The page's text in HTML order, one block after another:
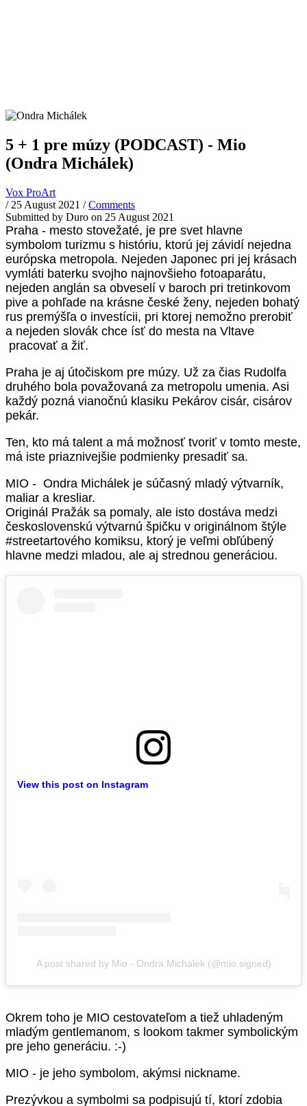
5 + 1 pre múzy (PODCAST) - Mio
(Ondra Michálek)
Vox ProArt
/ 25 August 2021 /Comments
Submitted by Duro on 25 August 2021
Praha - mesto stovežaté, je pre svet hlavne
symbolom turizmu s históriu, ktorú jej závidí nejedna
európska metropola. Nejeden Japonec pri jej krásach
vymláti baterku svojho najnovšieho fotoaparátu,
nejeden anglán sa obveselí v baroch pri tretinkovom
pive a pohľade na krásne české ženy, nejeden bohatý
rus premýšľa o investícii, pri ktorej nemožno prerobiť
a nejeden slovák chce ísť do mesta na Vltave
pracovať a žiť.
Praha je aj útočiskom pre múzy. Už za čias Rudolfa
druhého bola považovaná za metropolu umenia. Asi
každý pozná vianočnú klasiku Pekárov cisár, cisárov
pekár.
Ten, kto má talent a má možnosť tvoriť v tomto meste,
má iste priaznivejšie podmienky presadiť sa.
MIO - Ondra Michálek je súčasný mladý výtvarník,
maliar a kresliar.
Originál Pražák sa pomaly, ale isto dostáva medzi
československú výtvarnú špičku v originálnom štýle
#streetartového komiksu, ktorý je veľmi obľúbený
hlavne medzi mladou, ale aj strednou generáciou.
View this post on Instagram
A post shared by Mio - Ondra Michalek (@mio.signed)
Okrem toho je MIO cestovateľom a tiež uhladeným
mladým gentlemanom, s lookom takmer symbolickým
pre jeho generáciu. :-)
MIO - je jeho symbolom, akýmsi nickname.
Prezývkou a symbolmi sa podpisujú tí, ktorí zdobia